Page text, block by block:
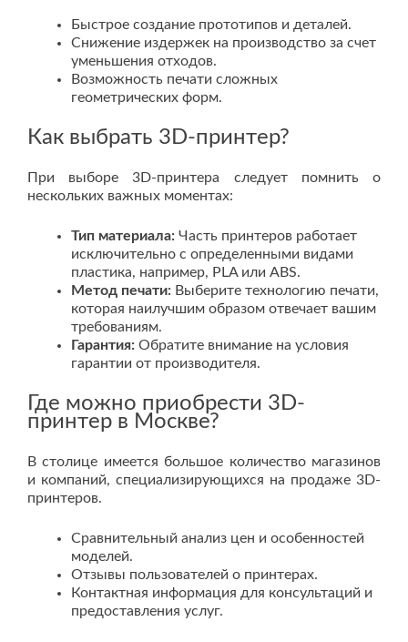
Быстрое создание прототипов и деталей.
Снижение издержек на производство за счет
уменьшения отходов.
Возможность печати сложных
геометрических форм.
Как выбрать 3D-принтер?
При выборе 3D-принтера следует помнить о
нескольких важных моментах:
Тип материала: Часть принтеров работает
исключительно с определенными видами
пластика, например, PLA или ABS.
Метод печати: Выберите технологию печати,
которая наилучшим образом отвечает вашим
требованиям.
Гарантия: Обратите внимание на условия
гарантии от производителя.
Где можно приобрести 3D-
принтер в Москве?
В столице имеется большое количество магазинов
и компаний, специализирующихся на продаже 3D-
принтеров.
Сравнительный анализ цен и особенностей
моделей.
Отзывы пользователей о принтерах.
Контактная информация для консультаций и
предоставления услуг.